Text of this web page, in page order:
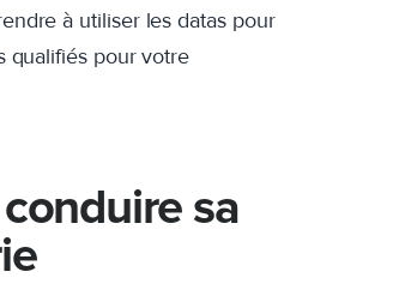
à utiliser les datas pour
qualifiés pour votre
sa